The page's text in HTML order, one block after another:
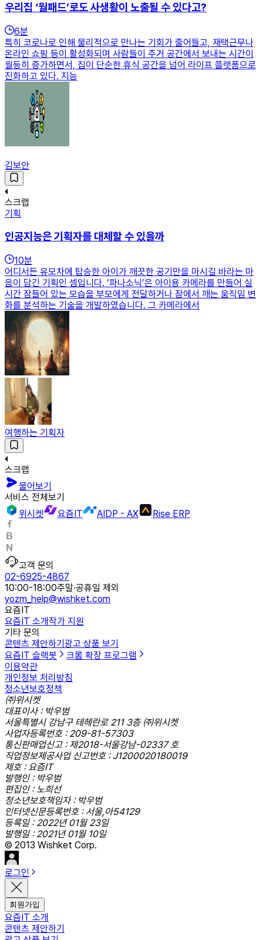
우리집 ‘월패드’로도 사생활이 노출될 수 있다고?
6분
특히 코로나로 인해 물리적으로 만나는 기회가 줄어들고, 재택근무나
온라인 쇼핑 등이 활성화되며 사람들이 주거 공간에서 보내는 시간이
월등히 증가하면서, 집이 단순한 휴식 공간을 넘어 라이프 플랫폼으로
진화하고 있다. 지능
김보안
스크랩
기획
인공지능은 기획자를 대체할 수 있을까
10분
어디서든 유모차에 탑승한 아이가 깨끗한 공기만을 마시길 바라는 마
음이 담긴 기획인 셈입니다. ‘파나소닉’은 아이용 카메라를 만들어 실
시간 잠들어 있는 모습을 부모에게 전달하거나 잠에서 깨는 움직임 변
화를 분석하는 기술을 개발하였습니다. 그 카메라에서
여행하는 기획자
스크랩
물어보기
서비스 전체보기
위시켓
요즘IT AIDP - AX Rise ERP
고객 문의
02-6925-4867
10:00-18:00주말·공휴일 제외
yozm_help@wishket.com
요즘IT
요즘IT 소개작가 지원
기타 문의
콘텐츠 제안하기 광고 상품 보기
요즘IT 슬랙봇
크롬 확장 프로그램
이용약관
개인정보 처리방침
청소년보호정책
㈜위시켓
대표이사 : 박우범
서울특별시 강남구 테헤란로 211 3층 ㈜위시켓
사업자등록번호 : 209-81-57303
통신판매업신고 : 제2018-서울강남-02337 호
직업정보제공사업 신고번호 : J1200020180019
제호 : 요즘IT
발행인 : 박우범
편집인 : 노희선
청소년보호책임자 : 박우범
인터넷신문등록번호 : 서울,아54129
등록일 : 2022년 01월 23일
발행일 : 2021년 01월 10일
© 2013 Wishket Corp.
로그인
회원가입
요즘IT 소개
콘텐츠 제안하기